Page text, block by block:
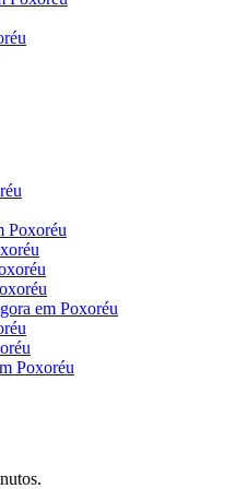
Poxoréu
em Poxoréu
Poxoréu